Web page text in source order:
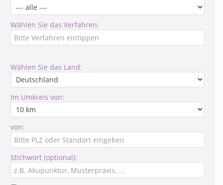
Wählen Sie das Verfahren:
Wählen Sie das Land:
Im Umkreis von:
von:
Stichwort (optional):